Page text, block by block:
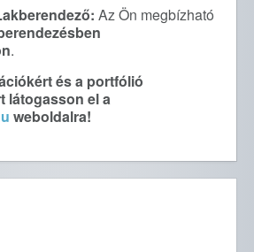
Az Ön megbízható
.
és a portfólió
látogasson el a
weboldalra!